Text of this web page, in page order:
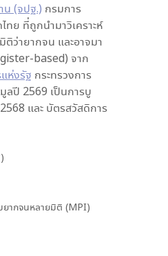
น (จปฐ.) กรมการ
ย ที่ถูกนำมาวิเคราะห์
ว่ายากจน และอาจมา
based) จาก
ห่งรัฐ กระทรวงการ
ลปี 2569 เป็นการบู
และ บัตรสวัสดิการ
ยากจนหลายมิติ (MPI)